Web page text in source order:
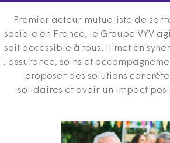
Premier acteur mutualiste de
sociale en France, le Groupe VYV
soit accessible à tous. Il met en
: assurance, soins et
proposer des solutions
solidaires et avoir un impact